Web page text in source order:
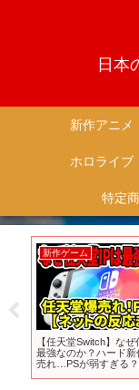
日本
新作アニメ
ホロライブ
新作ゲーム
【任天堂Switch】なぜ
最強なのか？ハード新
売れ…PSが弱すぎる